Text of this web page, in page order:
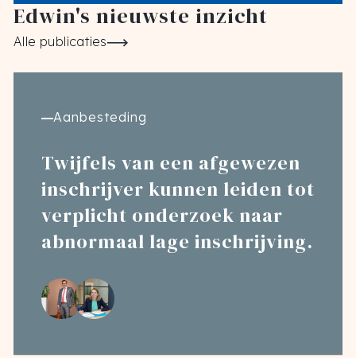
Edwin's nieuwste inzicht
Alle publicaties
Aanbesteding
Twijfels van een afgewezen
inschrijver kunnen leiden tot
verplicht onderzoek naar
abnormaal lage inschrijving.